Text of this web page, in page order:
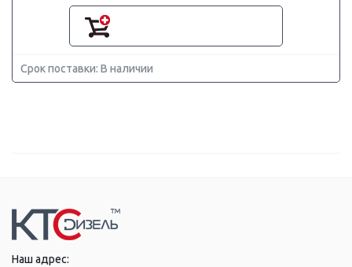
Срок поставки: В наличии
Наш адрес: